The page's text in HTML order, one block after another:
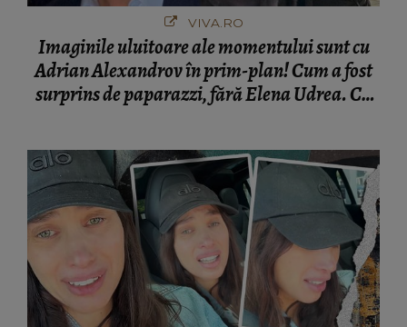
VIVA.RO
Imaginile uluitoare ale momentului sunt cu
Adrian Alexandrov în prim-plan! Cum a fost
surprins de paparazzi, fără Elena Udrea. Cu